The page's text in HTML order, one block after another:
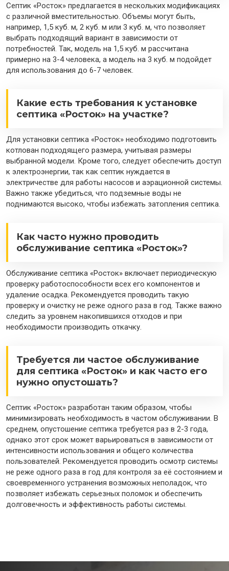
Септик «Росток» предлагается в нескольких модификациях
с различной вместительностью. Объемы могут быть,
например, 1,5 куб. м, 2 куб. м или 3 куб. м, что позволяет
выбрать подходящий вариант в зависимости от
потребностей. Так, модель на 1,5 куб. м рассчитана
примерно на 3-4 человека, а модель на 3 куб. м подойдет
для использования до 6-7 человек.
Какие есть требования к установке
септика «Росток» на участке?
Для установки септика «Росток» необходимо подготовить
котлован подходящего размера, учитывая размеры
выбранной модели. Кроме того, следует обеспечить доступ
к электроэнергии, так как септик нуждается в
электричестве для работы насосов и аэрационной системы.
Важно также убедиться, что подземные воды не
поднимаются высоко, чтобы избежать затопления септика.
Как часто нужно проводить
обслуживание септика «Росток»?
Обслуживание септика «Росток» включает периодическую
проверку работоспособности всех его компонентов и
удаление осадка. Рекомендуется проводить такую
проверку и очистку не реже одного раза в год. Также важно
следить за уровнем накопившихся отходов и при
необходимости производить откачку.
Требуется ли частое обслуживание
для септика «Росток» и как часто его
нужно опустошать?
Септик «Росток» разработан таким образом, чтобы
минимизировать необходимость в частом обслуживании. В
среднем, опустошение септика требуется раз в 2-3 года,
однако этот срок может варьироваться в зависимости от
интенсивности использования и общего количества
пользователей. Рекомендуется проводить осмотр системы
не реже одного раза в год для контроля за её состоянием и
своевременного устранения возможных неполадок, что
позволяет избежать серьезных поломок и обеспечить
долговечность и эффективность работы системы.